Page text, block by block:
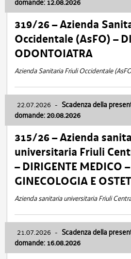
domande: 12.08.2026
319/26 – Azienda
Occidentale (AsFO) –
ODONTOIATRA
Azienda Sanitaria Friuli Occidentale
22.07.2026 - Scadenza della
domande: 20.08.2026
315/26 – Azienda
universitaria Friuli
– DIRIGENTE MEDICO
GINECOLOGIA E
Azienda sanitaria universitaria Friuli
21.07.2026 - Scadenza della
domande: 16.08.2026